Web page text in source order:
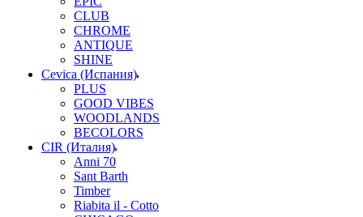
CLUB
CHROME
ANTIQUE
SHINE
Cevica (Испания)
PLUS
GOOD VIBES
WOODLANDS
BECOLORS
CIR (Италия)
Anni 70
Sant Barth
Timber
Riabita il - Cotto